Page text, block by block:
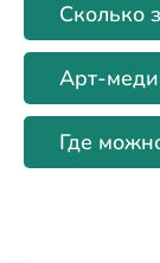
Сколько
Арт-
Где